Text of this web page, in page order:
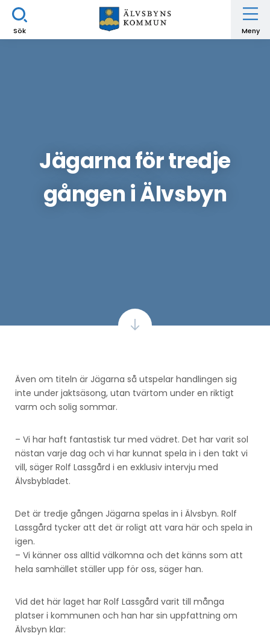
Sök Meny
Jägarna för tredje
gången i Älvsbyn
Även om titeln är Jägarna så utspelar handlingen sig
inte under jaktsäsong, utan tvärtom under en riktigt
varm och solig sommar.
– Vi har haft fantastisk tur med vädret. Det har varit sol
nästan varje dag och vi har kunnat spela in i den takt vi
vill, säger Rolf Lassgård i en exklusiv intervju med
Älvsbybladet.
Det är tredje gången Jägarna spelas in i Älvsbyn. Rolf
Lassgård tycker att det är roligt att vara här och spela in
igen.
– Vi känner oss alltid välkomna och det känns som att
hela samhället ställer upp för oss, säger han.
Vid det här laget har Rolf Lassgård varit till många
platser i kommunen och han har sin uppfattning om
Älvsbyn klar: